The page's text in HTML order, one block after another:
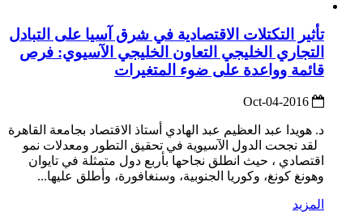
تأثير التكتلات الاقتصادية في شرق آسيا على التبادل
التجاري الخليجي التعاون الخليجي الآسيوي: فرص
قائمة وواعدة على ضوء المتغيرات
د. هويدا عبد العظيم عبد الهادي أستاذ الاقتصاد بجامعة القاهرة
لقد نجحت الدول الآسيوية في تحقيق التطور ومعدلات نمو
اقتصادي ، حيث انطلق نجاحها بأربع دول متمثلة في تايوان
وهونغ كونغ، وكوريا الجنوبية، وسنغافورة، وأطلق عليها...
المزيد